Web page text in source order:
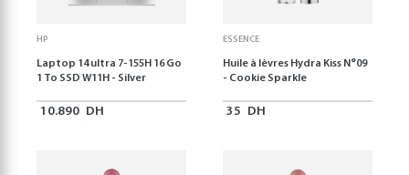
HP
Laptop 14 ultra 7-155H 16 Go
1 To SSD W11H - Silver
10.890 DH
ESSENCE
Huile à lèvres Hydra Kiss N°09
- Cookie Sparkle
35 DH